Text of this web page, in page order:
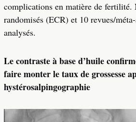
complications en matière de fertilité.
randomisés (ECR) et 10 revues/
analysés.
Le contraste à base d’huile
faire monter le taux de grossesse
hystérosalpingographie